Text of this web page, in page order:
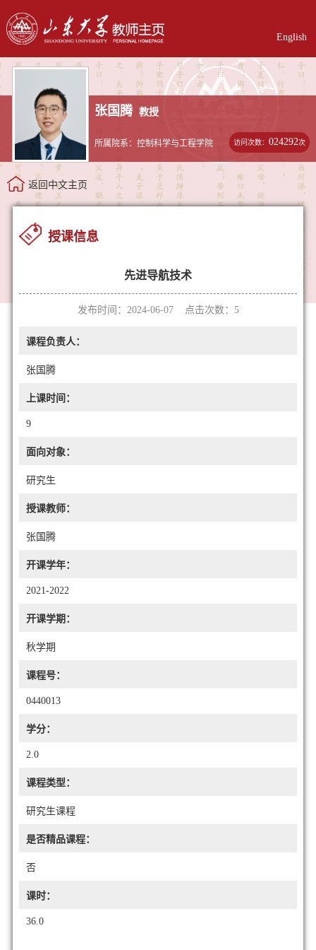
English
张国腾 教授
所属院系：控制科学与工程学院 访问次数：024292次
返回中文主页
授课信息
先进导航技术
发布时间：2024-06-07 点击次数： 5
课程负责人：
张国腾
上课时间：
9
面向对象：
研究生
授课教师：
张国腾
开课学年：
2021-2022
开课学期：
秋学期
课程号：
0440013
学分：
2.0
课程类型：
研究生课程
是否精品课程：
否
课时：
36.0